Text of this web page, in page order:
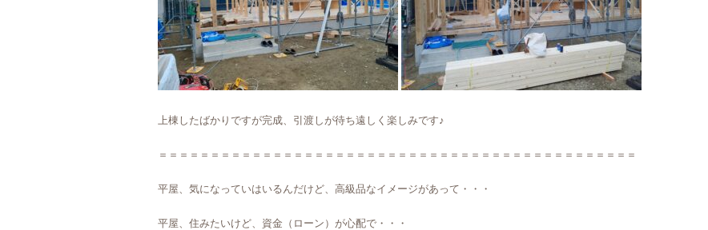
上棟したばかりですが完成、引渡しが待ち遠しく楽しみです♪
＝＝＝＝＝＝＝＝＝＝＝＝＝＝＝＝＝＝＝＝＝＝＝＝＝＝＝＝＝＝＝＝＝＝＝＝＝＝＝＝＝＝＝＝＝＝
平屋、気になっていはいるんだけど、高級品なイメージがあって・・・
平屋、住みたいけど、資金（ローン）が心配で・・・